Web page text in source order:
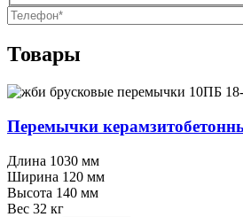
Товары
Перемычки
Длина 1030 мм
Ширина 120 мм
Высота 140 мм
Вес 32 кг